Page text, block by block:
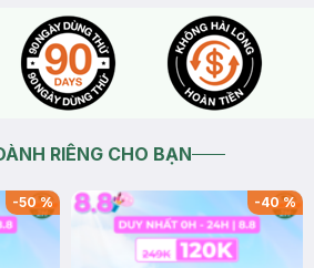
RIÊNG CHO BẠN
-50% -40%